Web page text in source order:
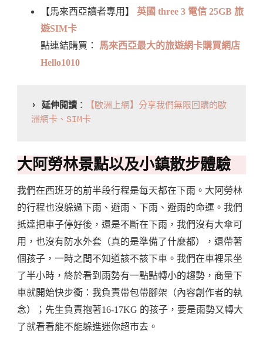
【馬來西亞讀者專用】 英國 three 3 電信 25GB 旅
遊SIM卡
點連結購買：
馬來西亞最大的旅遊網卡購買網店
Hello1010
› 延伸閱讀 ：
【歐洲上網】分享我們無限回購的歐
洲網卡、SIM卡
大阿勞林景點以及小鎮散步體驗
我們在西班牙的前半段行程是每天都在下雨。大阿勞林
的行程也沒躲過下雨、避雨、下雨、避雨的命運。我們
抵達把車子停好後，還是不斷在下雨，我們沒有大傘可
用，也沒有防水外套（真的是準備了什麼都），還帶著
個孩子，一時之間不知道該不該下車。我們在車裡呆坐
了半小時，終於看到雨勢有一點點轉小的趨勢，商量下
車就開始快步衝：我負責帶包帶腳架（內容創作者的執
念）；先生負責抱著16-17KG 的孩子，要是雨勢又轉大
了就看看能不能躲進迷你超市去。